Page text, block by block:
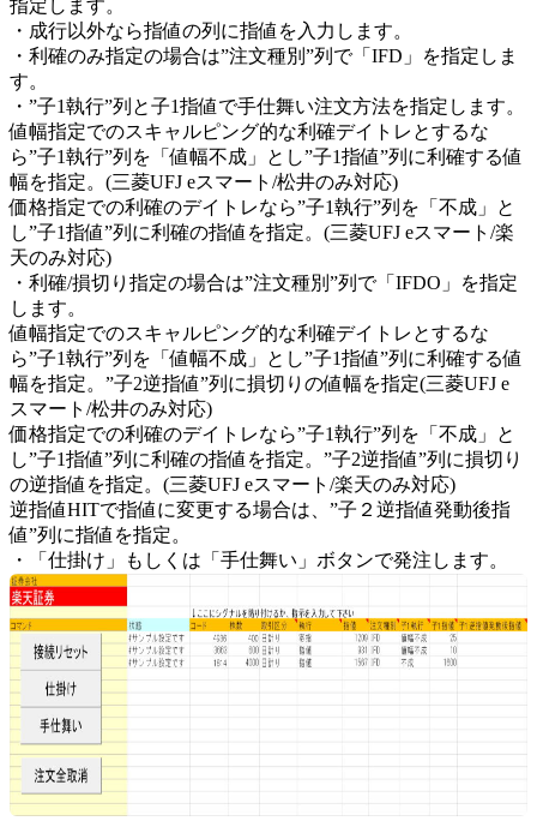
指定します。
・成行以外なら指値の列に指値を入力します。
・利確のみ指定の場合は”注文種別”列で「IFD」を指定しま
す。
・”子1執行”列と子1指値で手仕舞い注文方法を指定します。
値幅指定でのスキャルピング的な利確デイトレとするな
ら”子1執行”列を「値幅不成」とし”子1指値”列に利確する値
幅を指定。(三菱UFJ eスマート/松井のみ対応)
価格指定での利確のデイトレなら”子1執行”列を「不成」と
し”子1指値”列に利確の指値を指定。(三菱UFJ eスマート/楽
天のみ対応)
・利確/損切り指定の場合は”注文種別”列で「IFDO」を指定
します。
値幅指定でのスキャルピング的な利確デイトレとするな
ら”子1執行”列を「値幅不成」とし”子1指値”列に利確する値
幅を指定。”子2逆指値”列に損切りの値幅を指定(三菱UFJ e
スマート/松井のみ対応)
価格指定での利確のデイトレなら”子1執行”列を「不成」と
し”子1指値”列に利確の指値を指定。”子2逆指値”列に損切り
の逆指値を指定。(三菱UFJ eスマート/楽天のみ対応)
逆指値HITで指値に変更する場合は、”子２逆指値発動後指
値”列に指値を指定。
・「仕掛け」もしくは「手仕舞い」ボタンで発注します。